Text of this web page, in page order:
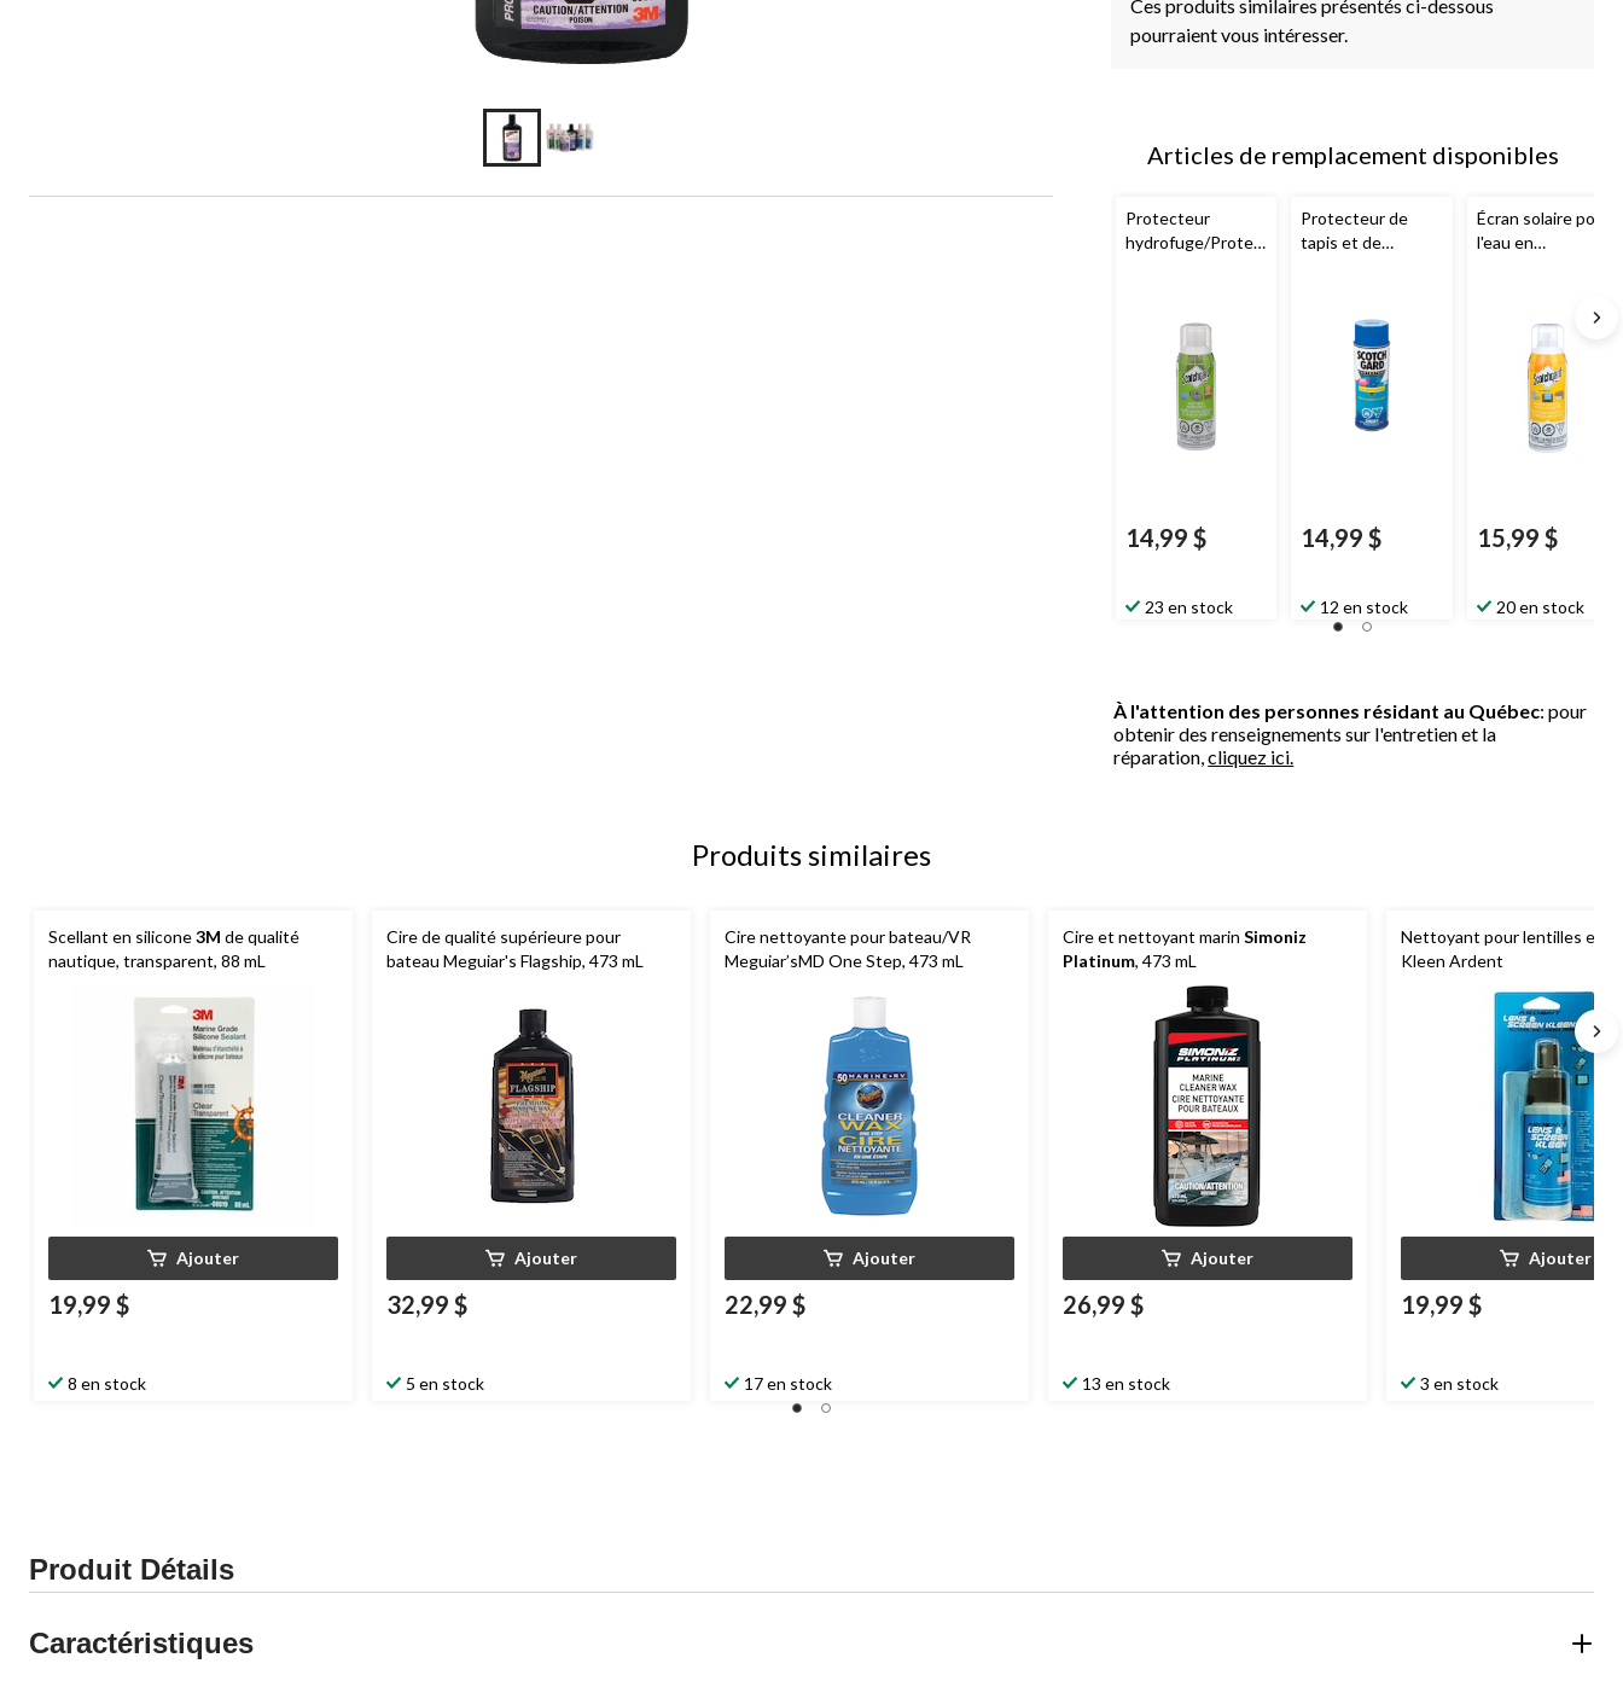
Ces produits similaires présentés ci-dessous
pourraient vous intéresser.
Articles de remplacement disponibles
Protecteur
hydrofuge/Protec
Scotchgard
14,99 $
23 en stock
Protecteur de
tapis et de
Scotchgard
14,99 $
12 en stock
Écran solaire pour
l'eau en
15,99 $
20 en stock
À l'attention des personnes résidant au Québec: pour
obtenir des renseignements sur l'entretien et la
réparation,cliquez ici.
Produits similaires
Scellant en silicone3M de qualité
nautique, transparent, 88 mL
Ajouter
19,99 $
8 en stock
Cire de qualité supérieure pour
bateau Meguiar's Flagship, 473 mL
Ajouter
32,99 $
5 en stock
Cire nettoyante pour bateau/VR
Meguiar’sMD One Step, 473 mL
Ajouter
22,99 $
17 en stock
Cire et nettoyant marin Simoniz
Platinum, 473 mL
Ajouter
26,99 $
13 en stock
Nettoyant pour lentilles et
Kleen Ardent
Ajouter
19,99 $
3 en stock
Produit Détails
Caractéristiques